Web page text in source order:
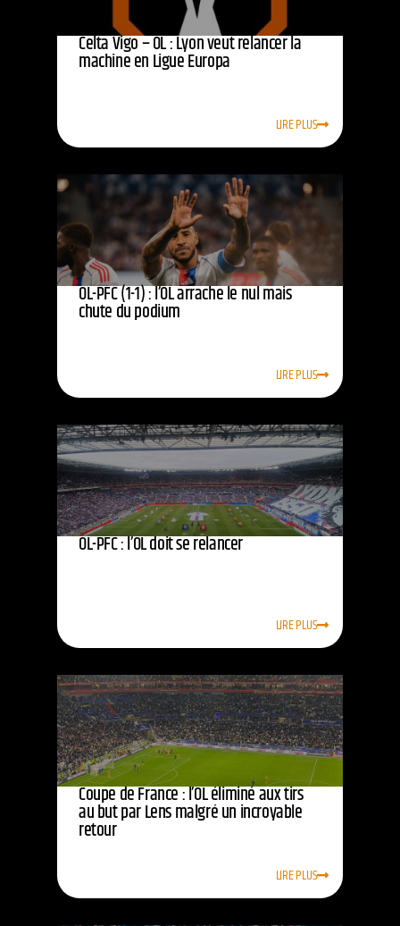
Celta Vigo – OL : Lyon veut relancer la
machine en Ligue Europa
LIRE PLUS
OL-PFC (1-1) : l’OL arrache le nul mais
chute du podium
LIRE PLUS
OL-PFC : l’OL doit se relancer
LIRE PLUS
Coupe de France : l’OL éliminé aux tirs
au but par Lens malgré un incroyable
retour
LIRE PLUS